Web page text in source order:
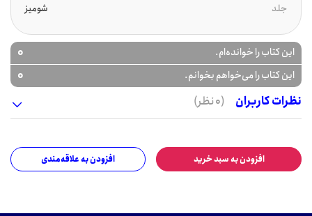
جلد
شومیز
این کتاب را خوانده‌ام. 0
این کتاب را می‌خواهم بخوانم.
0
نظرات کاربران
(0 نظر)
افزودن به سبد خرید افزودن به علاقه‌مندی